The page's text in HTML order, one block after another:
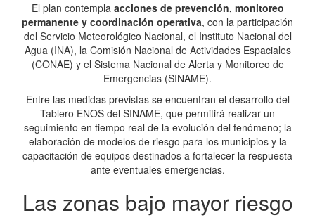
El plan contempla acciones de prevención, monitoreo
permanente y coordinación operativa, con la participación
del Servicio Meteorológico Nacional, el Instituto Nacional del
Agua (INA), la Comisión Nacional de Actividades Espaciales
(CONAE) y el Sistema Nacional de Alerta y Monitoreo de
Emergencias (SINAME).
Entre las medidas previstas se encuentran el desarrollo del
Tablero ENOS del SINAME, que permitirá realizar un
seguimiento en tiempo real de la evolución del fenómeno; la
elaboración de modelos de riesgo para los municipios y la
capacitación de equipos destinados a fortalecer la respuesta
ante eventuales emergencias.
Las zonas bajo mayor riesgo